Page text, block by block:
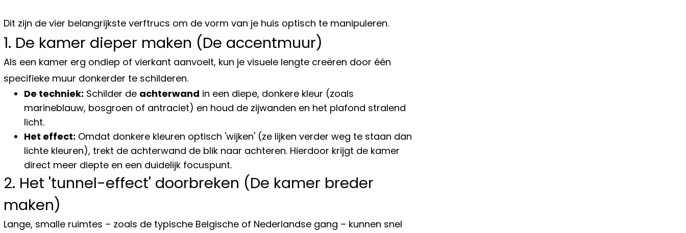
Dit zijn de vier belangrijkste verftrucs om de vorm van je huis optisch te manipuleren.
1. De kamer dieper maken (De accentmuur)
Als een kamer erg ondiep of vierkant aanvoelt, kun je visuele lengte creëren door één
specifieke muur donkerder te schilderen.
De techniek: Schilder de achterwand in een diepe, donkere kleur (zoals
marineblauw, bosgroen of antraciet) en houd de zijwanden en het plafond stralend
licht.
Het effect: Omdat donkere kleuren optisch 'wijken' (ze lijken verder weg te staan dan
lichte kleuren), trekt de achterwand de blik naar achteren. Hierdoor krijgt de kamer
direct meer diepte en een duidelijk focuspunt.
2. Het 'tunnel-effect' doorbreken (De kamer breder
maken)
Lange, smalle ruimtes – zoals de typische Belgische of Nederlandse gang – kunnen snel